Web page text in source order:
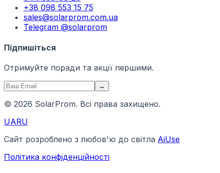
+38 098 553 15 75
sales@solarprom.com.ua
Telegram @solarprom
Підпишіться
Отримуйте поради та акції першими.
→
© 2026 SolarProm. Всі права захищено.
UARU
Сайт розроблено з любов'ю до світла AiUse
Політика конфіденційності